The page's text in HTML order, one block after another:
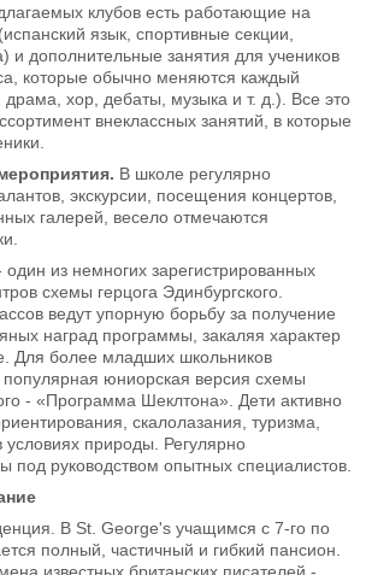
клубов есть работающие на
язык, спортивные секции,
и дополнительные занятия для учеников
которые обычно меняются каждый
хор, дебаты, музыка и т. д.). Все это
внеклассных занятий, в которые
В школе регулярно
экскурсии, посещения концертов,
галерей, весело отмечаются
из немногих зарегистрированных
схемы герцога Эдинбургского.
ведут упорную борьбу за получение
наград программы, закаляя характер
Для более младших школьников
популярная юниорская версия схемы
- «Программа Шеклтона». Дети активно
скалолазания, туризма,
природы. Регулярно
под руководством опытных специалистов.
В St. George's учащимся с 7-го по
полный, частичный и гибкий пансион.
известных британских писателей -